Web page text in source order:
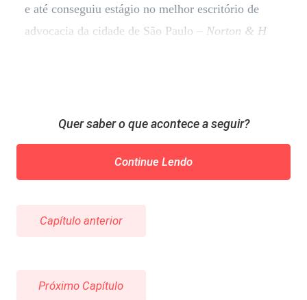
e até conseguiu estágio no melhor escritório de
advocacia da cidade de São Paulo – Norton & H
Quer saber o que acontece a seguir?
Continue Lendo
Capítulo anterior
Próximo Capítulo